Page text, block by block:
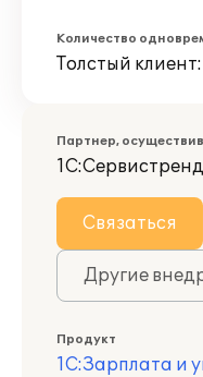
Количество
Толстый
Партнер,
1С:Сервистренд
Связаться
Другие
Продукт
1С:Зарплата и